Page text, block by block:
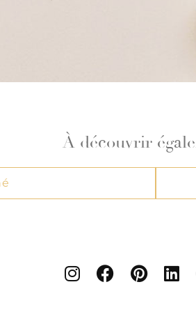
À découvrir